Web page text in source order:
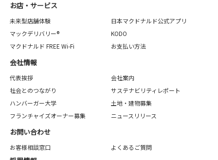
お店・サービス
未来型店舗体験
日本マクドナルド公式アプリ
マックデリバリー®
KODO
マクドナルド FREE Wi-Fi
お支払い方法
会社情報
代表挨拶
会社案内
社会とのつながり
サステナビリティレポート
ハンバーガー大学
土地・建物募集
フランチャイズオーナー募集
ニュースリリース
お問い合わせ
お客様相談窓口 よくあるご質問